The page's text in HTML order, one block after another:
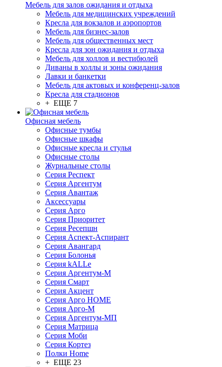
Мебель для залов ожидания и отдыха
Мебель для медицинских учреждений
Кресла для вокзалов и аэропортов
Мебель для бизнес-залов
Мебель для общественных мест
Кресла для зон ожидания и отдыха
Мебель для холлов и вестибюлей
Диваны в холлы и зоны ожидания
Лавки и банкетки
Мебель для актовых и конференц-залов
Кресла для стадионов
+ ЕЩЕ 7
Офисная мебель
Офисные тумбы
Офисные шкафы
Офисные кресла и стулья
Офисные столы
Журнальные столы
Серия Респект
Серия Аргентум
Серия Авантаж
Аксессуары
Серия Арго
Серия Приоритет
Серия Ресепшн
Серия Аспект-Аспирант
Серия Авангард
Серия Болонья
Серия kALLe
Серия Аргентум-М
Серия Смарт
Серия Акцент
Серия Арго HOME
Серия Арго-М
Серия Аргентум-МП
Серия Матрица
Серия Моби
Серия Кортез
Полки Home
+ ЕЩЕ 23